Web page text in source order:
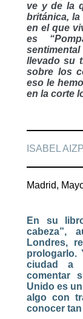
ve y de la
británica,
en el que
es
llevado su
sobre los
eso le
en la corte
ISABEL
Madrid,
En su
cabeza”,
Londres,
prologarlo.
ciudad a
comentar
Unido es
algo con
conocer